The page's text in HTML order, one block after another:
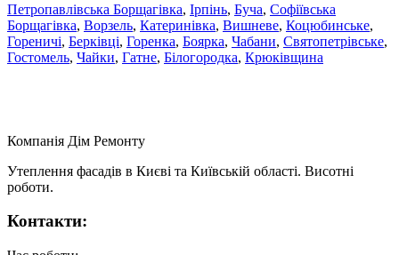
Петропавлівська Борщагівка, Ірпінь, Буча, Софіївська
Борщагівка, Ворзель, Катеринівка, Вишневе, Коцюбинське,
Гореничі, Берківці, Горенка, Боярка, Чабани, Святопетрівське,
Гостомель, Чайки, Гатне, Білогородка, Крюківщина
Компанія Дім Ремонту
Утеплення фасадів в Києві та Київській області. Висотні
роботи.
Контакти: